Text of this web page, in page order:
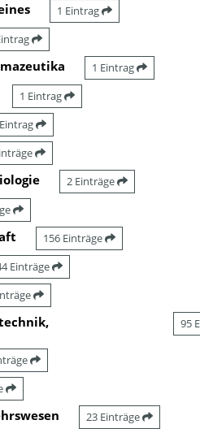
1 Eintrag
1 Eintrag
1 Eintrag
2 Einträge
156 Einträge
Einträge
95
23 Einträge